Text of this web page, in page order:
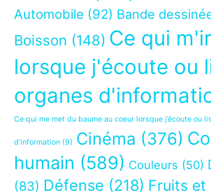
Automobile (92) Bande
Boisson (148) Ce qui
lorsque j'écoute ou
organes
Ce qui me met du baume au coeur lorsque j’écoute ou
d’information (9) Cinéma (376)
humain (589) Couleurs (50)
(83) Défense (218) Fruits et